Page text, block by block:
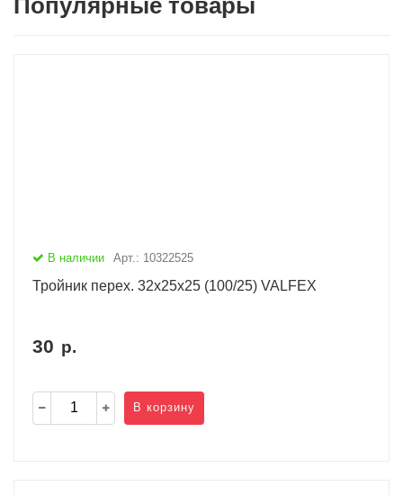
Популярные товары
В наличии Арт.: 10322525
Тройник перех. 32х25х25 (100/25) VALFEX
30 р.
В корзину